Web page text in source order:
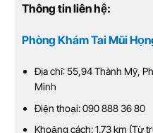
Thông tin liên hệ:
Phòng Khám Tai Mũi
Địa chỉ: 55,94 Thành Mỹ,
Minh
Điện thoại: 090 888 36 80
Khoảng cách: 1.73 km (Từ